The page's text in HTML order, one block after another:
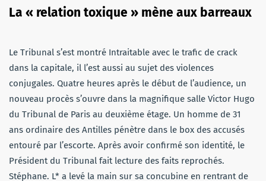
La « relation toxique » mène aux barreaux
Le Tribunal s’est montré Intraitable avec le trafic de crack
dans la capitale, il l’est aussi au sujet des violences
conjugales. Quatre heures après le début de l’audience, un
nouveau procès s’ouvre dans la magnifique salle Victor Hugo
du Tribunal de Paris au deuxième étage. Un homme de 31
ans ordinaire des Antilles pénètre dans le box des accusés
entouré par l’escorte. Après avoir confirmé son identité, le
Président du Tribunal fait lecture des faits reprochés.
Stéphane. L* a levé la main sur sa concubine en rentrant de